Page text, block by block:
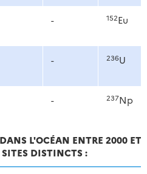
- 152Eu
- 236U
- 237Np
L'OCÉAN ENTRE 2000 ET
SITES DISTINCTS :